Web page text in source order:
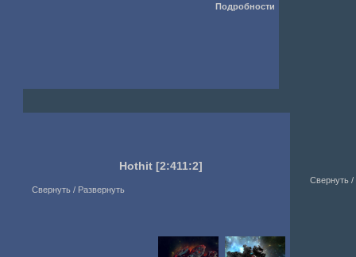
Подробности
Hothit [2:411:2]
Свернуть / Развернуть
Свернуть /